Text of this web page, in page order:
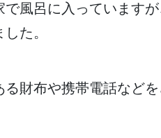
で風呂 に 入 っていますが
た。
る財布や携帯電話など